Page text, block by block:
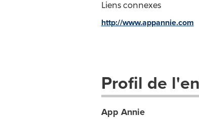
Liens connexes
http://www.appannie.com
Profil de
App Annie